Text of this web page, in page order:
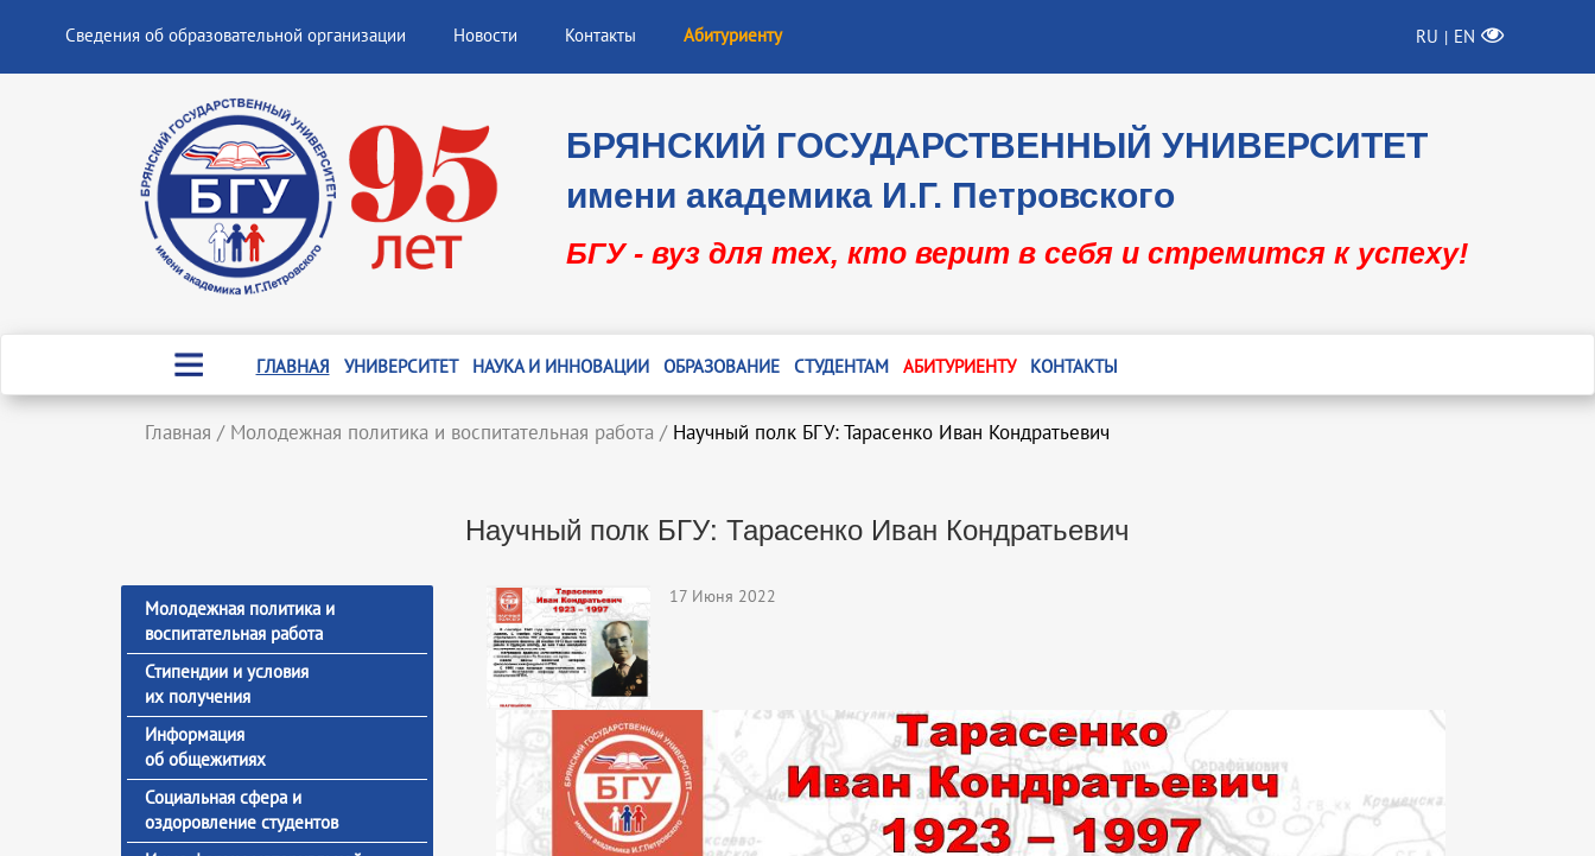
Сведения об образовательной организации Новости Контакты Абитуриенту RU | EN
БРЯНСКИЙ ГОСУДАРСТВЕННЫЙ УНИВЕРСИТЕТ
имени академика И.Г. Петровского
БГУ - вуз для тех, кто верит в себя и стремится к успеху!
ГЛАВНАЯ УНИВЕРСИТЕТ НАУКА И ИННОВАЦИИ ОБРАЗОВАНИЕ СТУДЕНТАМ АБИТУРИЕНТУ КОНТАКТЫ
Главная / Молодежная политика и воспитательная работа / Научный полк БГУ: Тарасенко Иван Кондратьевич
Научный полк БГУ: Тарасенко Иван Кондратьевич
Молодежная политика и
воспитательная работа
Стипендии и условия
их получения
Информация
об общежитиях
Социальная сфера и
оздоровление студентов
17 Июня 2022